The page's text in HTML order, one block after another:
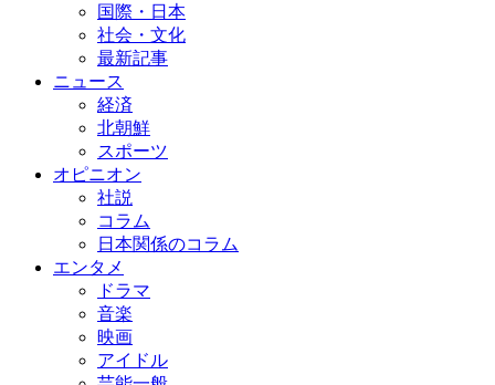
国際・日本
社会・文化
最新記事
ニュース
経済
北朝鮮
スポーツ
オピニオン
社説
コラム
日本関係のコラム
エンタメ
ドラマ
音楽
映画
アイドル